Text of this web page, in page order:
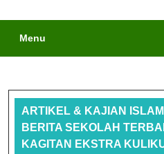
Menu
ARTIKEL & KAJIAN ISLAMI
BERITA SEKOLAH
KAGITAN EKSTRA